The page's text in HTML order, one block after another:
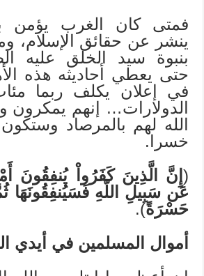
فمتى كان الغرب يؤمن
ينشر عن حقائق الإسلام،
بنبوة سيد الخلق عليه
حتى يعطي أحاديثه هذه
في إعلان يكلف ربما
الدولارات… إنهم يمكرون
الله لهم بالمرصاد
خسرا.
( إِنَّ الَّذِينَ كَفَرُواْ يُنفِقُونَ
عَن سَبِيلِ اللّهِ فَسَيُنفِقُونَهَا
حَسْرَةً).
أموال المسلمين في أيدي